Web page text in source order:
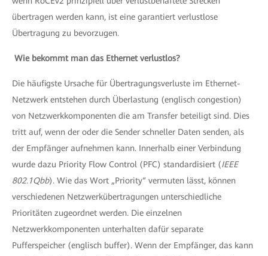
übertragen werden kann, ist eine garantiert verlustlose
Übertragung zu bevorzugen.
Wie bekommt man das Ethernet verlustlos?
Die häufigste Ursache für Übertragungsverluste im Ethernet-
Netzwerk entstehen durch Überlastung (englisch congestion)
von Netzwerkkomponenten die am Transfer beteiligt sind. Dies
tritt auf, wenn der oder die Sender schneller Daten senden, als
der Empfänger aufnehmen kann. Innerhalb einer Verbindung
wurde dazu Priority Flow Control (PFC) standardisiert (IEEE
802.1Qbb). Wie das Wort „Priority“ vermuten lässt, können
verschiedenen Netzwerkübertragungen unterschiedliche
Prioritäten zugeordnet werden. Die einzelnen
Netzwerkkomponenten unterhalten dafür separate
Pufferspeicher (englisch buffer). Wenn der Empfänger, das kann